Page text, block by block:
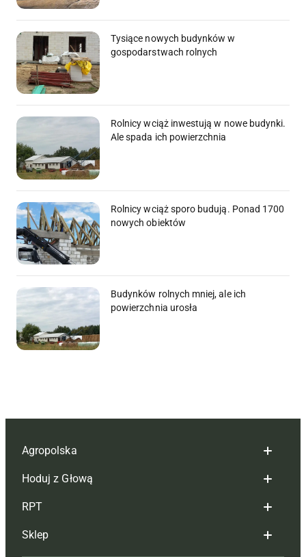
Tysiące nowych budynków w
gospodarstwach rolnych
Rolnicy wciąż inwestują w nowe budynki.
Ale spada ich powierzchnia
Rolnicy wciąż sporo budują. Ponad 1700
nowych obiektów
Budynków rolnych mniej, ale ich
powierzchnia urosła
Agropolska
Redakcja
Reklama
Tagi
Hoduj z Głową
Hoduj z głową bydło
Hoduj z głową świnie
RPT
Redakcja
Sklep